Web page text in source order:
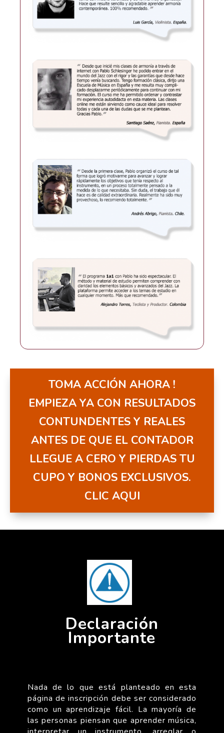
TOMA ACCIÓN AHORA !
EMPIEZA YA CON RESULTADOS
CONTUNDENTES Y REALES
ANTES DE QUE EL CONTADOR
LLEGUE A CERO Y PIERDAS TU
CUPO Y BONOS EXCLUSIVOS.
CLIC AQUI
Declaración
Importante
Nada de lo que está planteado en esta
página de inscripción debe ser considerado
como un aprendizaje fácil. La mayoría de
las personas piensan que aprender música,